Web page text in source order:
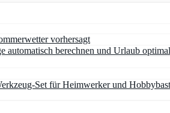
vorhersagt
automatisch berechnen und Urlaub
Set für Heimwerker und